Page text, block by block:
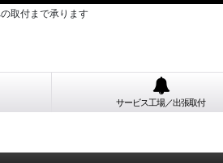
取付まで承ります
サービス工場／出張取付